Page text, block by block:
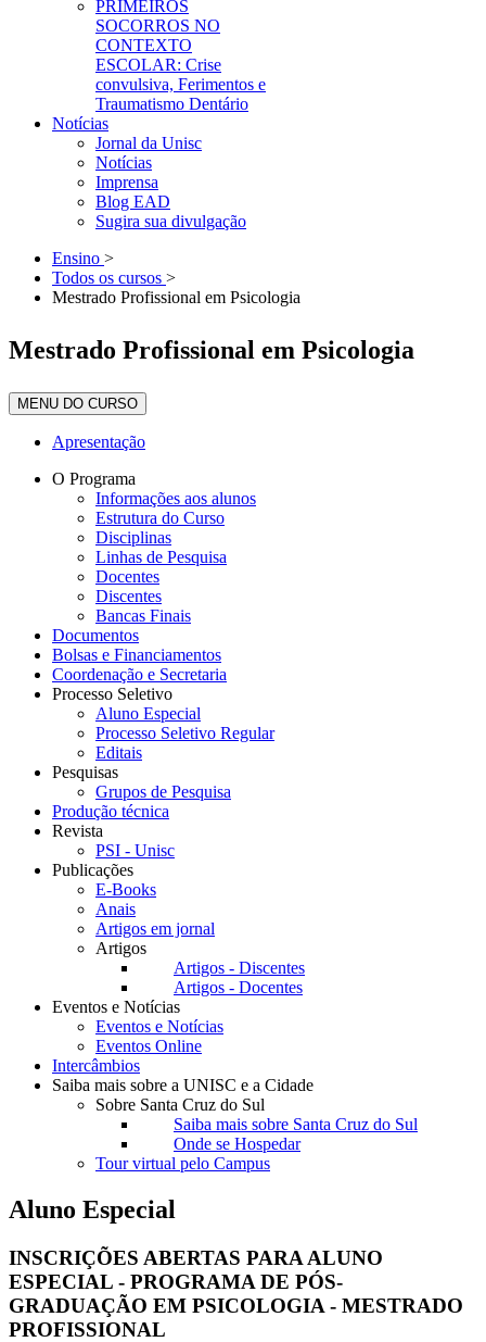
PRIMEIROS
SOCORROS NO
CONTEXTO
ESCOLAR: Crise
convulsiva, Ferimentos e
Traumatismo Dentário
Notícias
Jornal da Unisc
Notícias
Imprensa
Blog EAD
Sugira sua divulgação
Ensino >
Todos os cursos >
Mestrado Profissional em Psicologia
Mestrado Profissional em Psicologia
MENU DO CURSO
Apresentação
O Programa
Informações aos alunos
Estrutura do Curso
Disciplinas
Linhas de Pesquisa
Docentes
Discentes
Bancas Finais
Documentos
Bolsas e Financiamentos
Coordenação e Secretaria
Processo Seletivo
Aluno Especial
Processo Seletivo Regular
Editais
Pesquisas
Grupos de Pesquisa
Produção técnica
Revista
PSI - Unisc
Publicações
E-Books
Anais
Artigos em jornal
Artigos
Artigos - Discentes
Artigos - Docentes
Eventos e Notícias
Eventos e Notícias
Eventos Online
Intercâmbios
Saiba mais sobre a UNISC e a Cidade
Sobre Santa Cruz do Sul
Saiba mais sobre Santa Cruz do Sul
Onde se Hospedar
Tour virtual pelo Campus
Aluno Especial
INSCRIÇÕES ABERTAS PARA ALUNO
ESPECIAL - PROGRAMA DE PÓS-
GRADUAÇÃO EM PSICOLOGIA - MESTRADO
PROFISSIONAL